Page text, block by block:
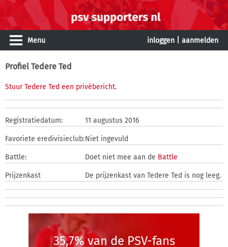
Menu inloggen aanmelden
Profiel Tedere Ted
Stuur Tedere Ted een privébericht.
Registratiedatum: 11 augustus 2016
Favoriete eredivisieclub:Niet ingevuld
Battle: Doet niet mee aan de Battle
Prijzenkast De prijzenkast van Tedere Ted is nog leeg.
35,7% van de PSV-fans